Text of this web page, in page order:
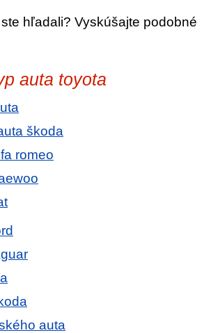
hľadali? Vyskúšajte podobné
auta toyota
škoda
romeo
auta